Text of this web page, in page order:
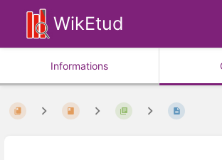
WikEtud
Informations